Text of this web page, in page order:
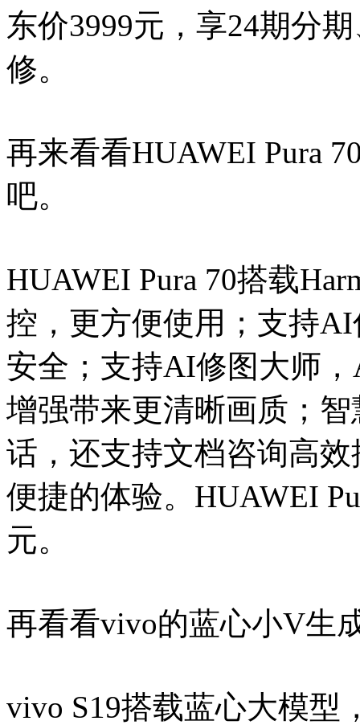
东价3999元，享24期分
修。
再来看看HUAWEI Pura
吧。
HUAWEI Pura 70搭载
控，更方便使用；支持
安全；支持AI修图大师
增强带来更清晰画质；
话，还支持文档咨询高
便捷的体验。HUAWEI
元。
再看看vivo的蓝心小V生
vivo S19搭载蓝心大模型